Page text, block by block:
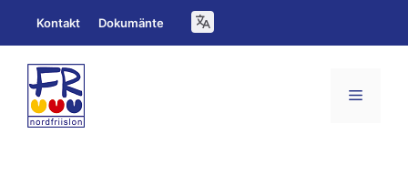
Inhalt
springen
Kontakt Dokumänte
Menü